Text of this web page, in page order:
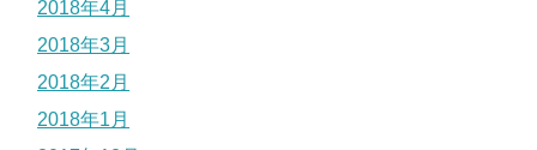
2018年4月
2018年3月
2018年2月
2018年1月